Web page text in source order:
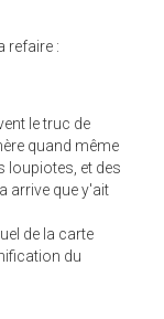
refaire :
le truc de
quand même
loupiotes, et des
arrive que y'ait
de la carte
du